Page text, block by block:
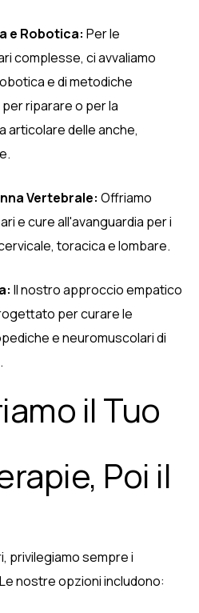
e Robotica: Per le
complesse, ci avvaliamo
e di metodiche
riparare o per la
delle anche,
Vertebrale: Offriamo
e cure all'avanguardia per i
toracica e lombare.
Il nostro approccio empatico
per curare le
e neuromuscolari di
il Tuo
Poi il
privilegiamo sempre i
nostre opzioni includono: